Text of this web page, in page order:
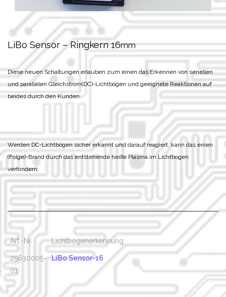
LiBo Sensor – Ringkern 16mm
Diese neuen Schaltungen erlauben zum einen das Erkennen von seriellen
und parallelen Gleichstrom(DC)-Lichtbögen und geeignete Reaktionen auf
beides durch den Kunden.
Werden DC-Lichtbögen sicher erkannt und darauf reagiert, kann das einen
(Folge)-Brand durch das entstehende heiße Plasma im Lichtbogen
verhindern.
Art.-Nr. Lichtbogenerkennung
25630005-
01
LiBo Sensor-16